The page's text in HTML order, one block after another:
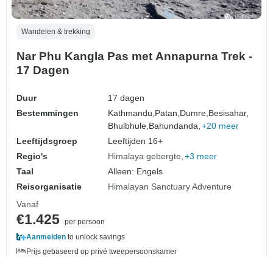
Wandelen & trekking
Nar Phu Kangla Pas met Annapurna Trek -
17 Dagen
Duur
17 dagen
Bestemmingen
Kathmandu, Patan, Dumre, Besisahar,
Bhulbhule, Bahundanda, +20 meer
Leeftijdsgroep
Leeftijden 16+
Regio's
Himalaya gebergte +3 meer
Taal
Alleen: Engels
Reisorganisatie
Himalayan Sanctuary Adventure
Vanaf
€1.425 per persoon
Aanmelden to unlock savings
Prijs gebaseerd op privé tweepersoonskamer